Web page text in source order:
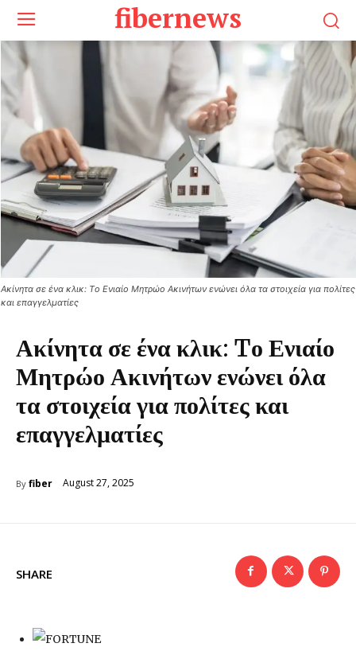
fibernews
Ακίνητα σε ένα κλικ: Tο Ενιαίο
Μητρώο Ακινήτων ενώνει όλα
τα στοιχεία για πολίτες και
επαγγελματίες
By fiber August 27, 2025
Ακίνητα σε ένα κλικ: Tο Ενιαίο Μητρώο Ακινήτων ενώνει όλα τα στοιχεία για πολίτες
και επαγγελματίες
SHARE